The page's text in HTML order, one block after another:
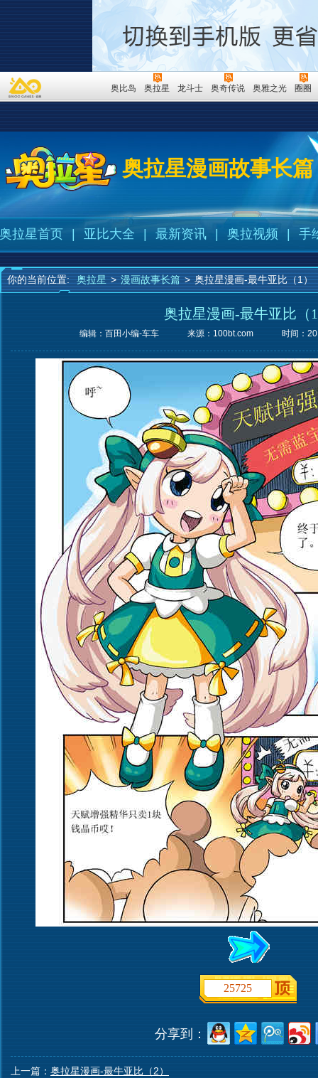
奥比岛 奥拉星 龙斗士 奥奇传说 奥雅之光 圈圈
奥拉星漫画故事长篇
奥拉星首页 亚比大全 最新资讯 奥拉视频 手
你的当前位置: 奥拉星 > 漫画故事长篇 > 奥拉星漫画-最牛亚比（1）
奥拉星漫画-最牛亚比（
编辑：百田小编-车车 来源： 100bt.com 时间：
25725
分享到：
上一篇： 奥拉星漫画-最牛亚比（2）